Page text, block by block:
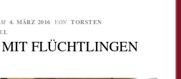
4. MÄRZ 2016 VON TORSTEN
FLÜCHTLINGEN